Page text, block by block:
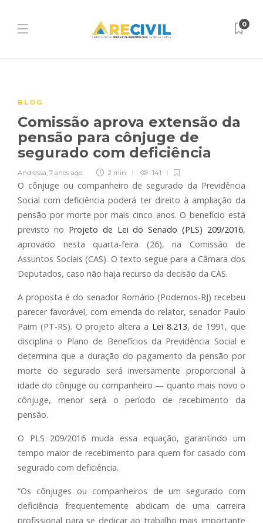
0
BLOG
Comissão aprova extensão da
pensão para cônjuge de
segurado com deficiência
Andressa, 7 anos ago 2 min 141
O cônjuge ou companheiro de segurado da Previdência
Social com deficiência poderá ter direito à ampliação da
pensão por morte por mais cinco anos. O benefício está
previsto no Projeto de Lei do Senado (PLS) 209/2016,
aprovado nesta quarta-feira (26), na Comissão de
Assuntos Sociais (CAS). O texto segue para a Câmara dos
Deputados, caso não haja recurso da decisão da CAS.
A proposta é do senador Romário (Podemos-RJ) recebeu
parecer favorável, com emenda do relator, senador Paulo
Paim (PT-RS). O projeto altera a Lei 8.213, de 1991, que
disciplina o Plano de Benefícios da Previdência Social e
determina que a duração do pagamento da pensão por
morte do segurado será inversamente proporcional à
idade do cônjuge ou companheiro — quanto mais novo o
cônjuge, menor será o período de recebimento da
pensão.
O PLS 209/2016 muda essa equação, garantindo um
tempo maior de recebimento para quem for casado com
segurado com deficiência.
“Os cônjuges ou companheiros de um segurado com
deficiência frequentemente abdicam de uma carreira
profissional para se dedicar ao trabalho mais importante